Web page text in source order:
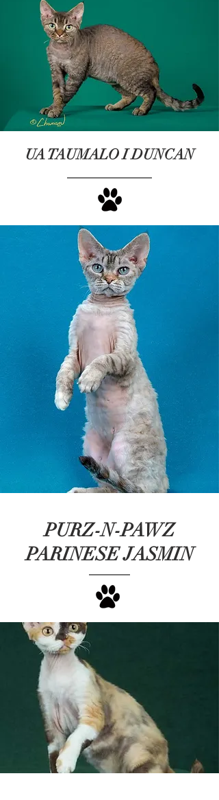
UA TAUMALO I DUNCAN
PURZ-N-PAWZ
PARINESE JASMIN